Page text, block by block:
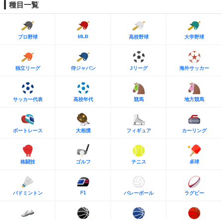
種目一覧
プロ野球 MLB 高校野球 大学野球
独立リーグ 侍ジャパン Jリーグ 海外サッカー
サッカー代表 高校年代 競馬 地方競馬
ボートレース 大相撲 フィギュア カーリング
格闘技 ゴルフ テニス 卓球
バドミントン F1 バレーボール ラグビー